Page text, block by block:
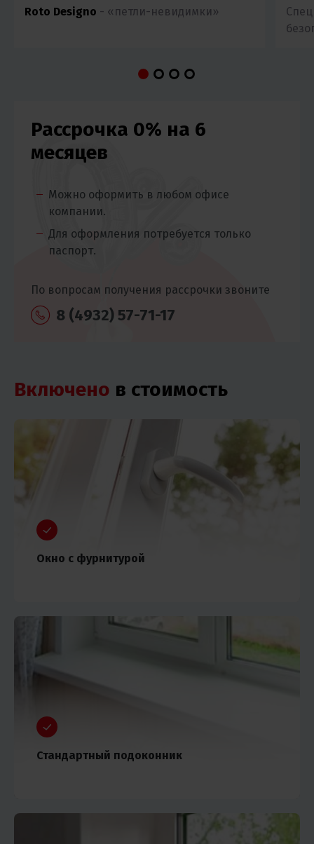
Roto Designo - «петли-невидимки»
Рассрочка 0% на 6
месяцев
Можно оформить в любом офисе
компании.
Для оформления потребуется только
паспорт.
По вопросам получения рассрочки звоните
8 (4932) 57-71-17
Включено в стоимость
Окно с фурнитурой
Стандартный подоконник